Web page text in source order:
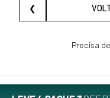
❮
Precisa